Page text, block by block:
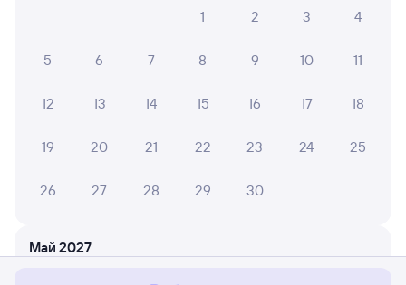
1
2 3 4
5 6 7 8 9 10 11
12 13 14 15 16 17 18
19 20 21 22 23 24 25
26 27 28 29 30
Май 2027